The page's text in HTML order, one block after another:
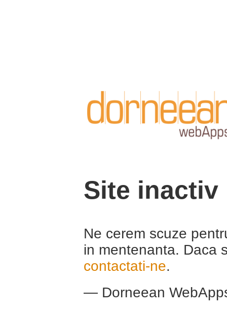
Site inactiv
Ne cerem scuze
in mentenanta. Daca
contactati-ne.
— Dorneean